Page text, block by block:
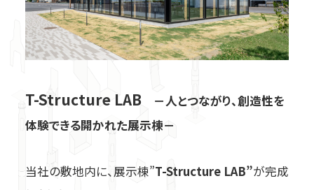
筋かい接合金物 柱接合金物
羽子板ボルト・短ざく金物
火打金物・たる木固定金物
T-Structure LAB－人とつながり、創造性を
体験できる開かれた展示棟－
当社の敷地内に、展示棟”T-Structure LAB”が完成